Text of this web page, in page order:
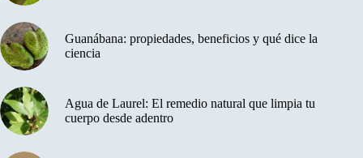
Guanábana: propiedades, beneficios y qué dice la
ciencia
Agua de Laurel: El remedio natural que limpia tu
cuerpo desde adentro